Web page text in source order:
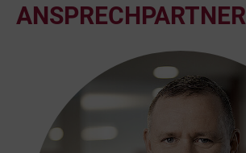
ANSPRECHPARTNER